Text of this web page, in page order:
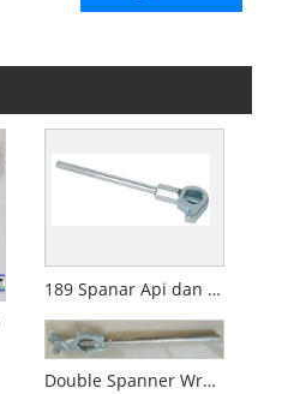
189 Spanar Api dan Sepana Pili
Double Spanner Wrench